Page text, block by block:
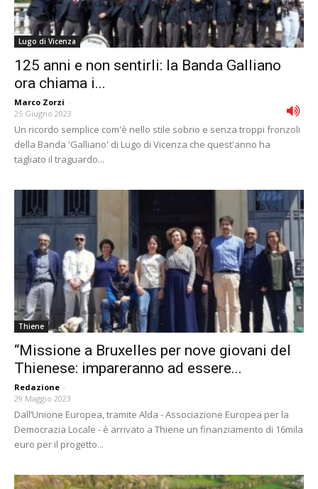
Lugo di Vicenza
125 anni e non sentirli: la Banda Galliano
ora chiama i...
Marco Zorzi -
25 Giugno 2023
Un ricordo semplice com'è nello stile sobrio e senza troppi fronzoli
della Banda 'Galliano' di Lugo di Vicenza che quest'anno ha
tagliato il traguardo...
Thiene
“Missione a Bruxelles per nove giovani del
Thienese: impareranno ad essere...
Redazione -
29 Maggio 2023
Dall’Unione Europea, tramite Alda - Associazione Europea per la
Democrazia Locale - è arrivato a Thiene un finanziamento di 16mila
euro per il progetto...